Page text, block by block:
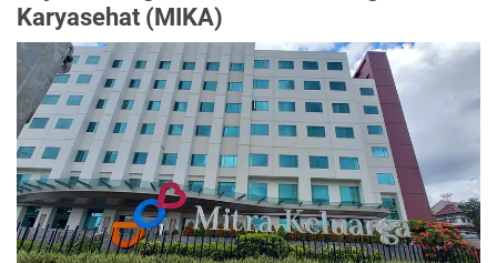
Karyasehat (MIKA)